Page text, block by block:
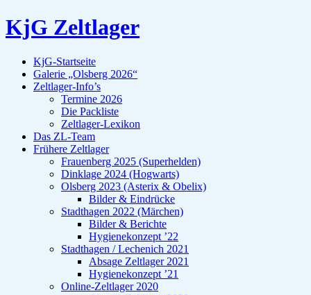
KjG Zeltlager
KjG-Startseite
Galerie „Olsberg 2026“
Zeltlager-Info’s
Termine 2026
Die Packliste
Zeltlager-Lexikon
Das ZL-Team
Frühere Zeltlager
Frauenberg 2025 (Superhelden)
Dinklage 2024 (Hogwarts)
Olsberg 2023 (Asterix & Obelix)
Bilder & Eindrücke
Stadthagen 2022 (Märchen)
Bilder & Berichte
Hygienekonzept ’22
Stadthagen / Lechenich 2021
Absage Zeltlager 2021
Hygienekonzept ’21
Online-Zeltlager 2020